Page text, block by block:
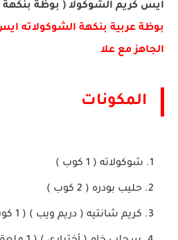
ايس كريم الشوكولا ( بوظة بنكهة
بوظة عربية بنكهة الشوكولاته
الجاهز مع علا
المكونات
شوكولاته ( 1 كوب )
حليب بودره ( 2 كوب )
كريم شانتيه ( دريم ويب ) ( 1 كوب )